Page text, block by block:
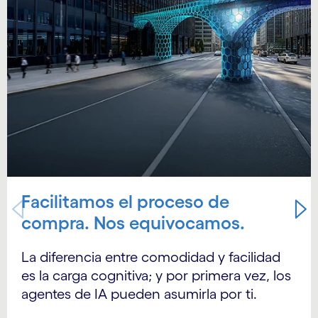
Facilitamos el proceso de
compra. Nos equivocamos.
La diferencia entre comodidad y facilidad
es la carga cognitiva; y por primera vez, los
agentes de IA pueden asumirla por ti.